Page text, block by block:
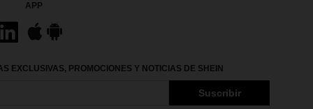
APP
EXCLUSIVAS, PROMOCIONES Y NOTICIAS DE SHEIN
Suscribir